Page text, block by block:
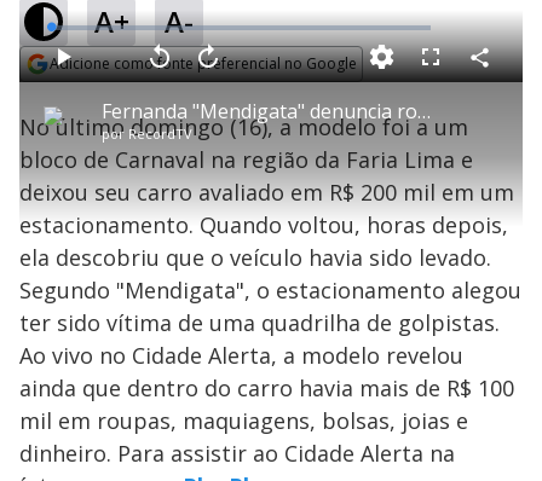
A+ A-
Adicione como fonte preferencial no Google
P
l
a
y
V
Fernanda "Mendigata" denuncia roubo de carro de luxo em estacionamento de SP
por RecordTV
P V
t
a
r
0
e
g
n
d
A
a
n
ç
a
s
e
u
n
o
M
u
d
o
L
o
a
d
e
:
0
.
7
9
%
F
e
n
C
o
a
No último domingo (16), a modelo foi a um
bloco de Carnaval na região da Faria Lima e
deixou seu carro avaliado em R$ 200 mil em um
estacionamento. Quando voltou, horas depois,
ela descobriu que o veículo havia sido levado.
Segundo "Mendigata", o estacionamento alegou
ter sido vítima de uma quadrilha de golpistas.
Ao vivo no Cidade Alerta, a modelo revelou
ainda que dentro do carro havia mais de R$ 100
mil em roupas, maquiagens, bolsas, joias e
dinheiro. Para assistir ao Cidade Alerta na